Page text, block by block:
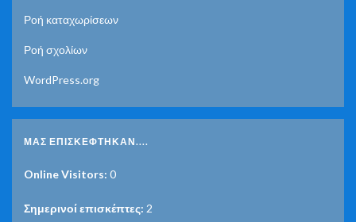
Ροή καταχωρίσεων
Ροή σχολίων
WordPress.org
ΜΑΣ ΕΠΙΣΚΈΦΤΗΚΑΝ....
Online Visitors: 0
Σημερινοί επισκέπτες: 2